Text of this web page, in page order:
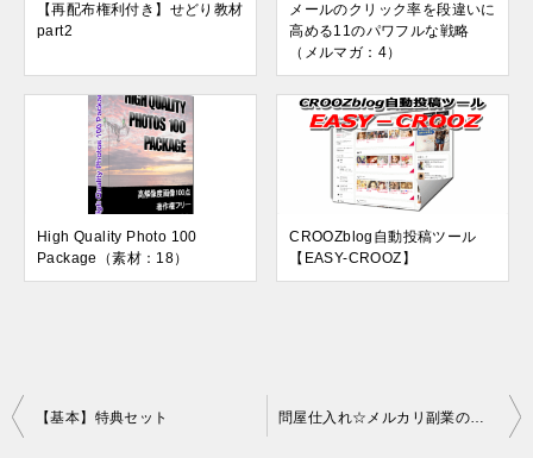
【再配布権利付き】せどり教材
part2
メールのクリック率を段違いに
高める11のパワフルな戦略
（メルマガ：4）
High Quality Photo 100
Package（素材：18）
CROOZblog自動投稿ツール
【EASY-CROOZ】
投
【基本】特典セット 問屋仕入れ☆メルカリ副業の仕入れ先お教えします！